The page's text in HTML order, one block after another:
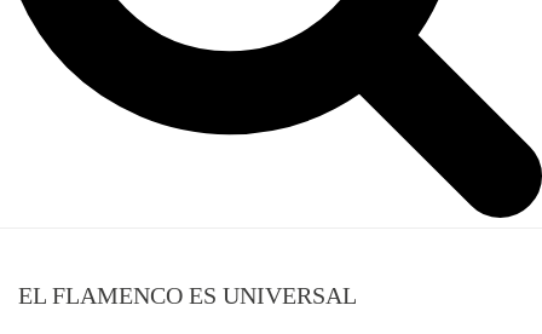
EL FLAMENCO ES UNIVERSAL